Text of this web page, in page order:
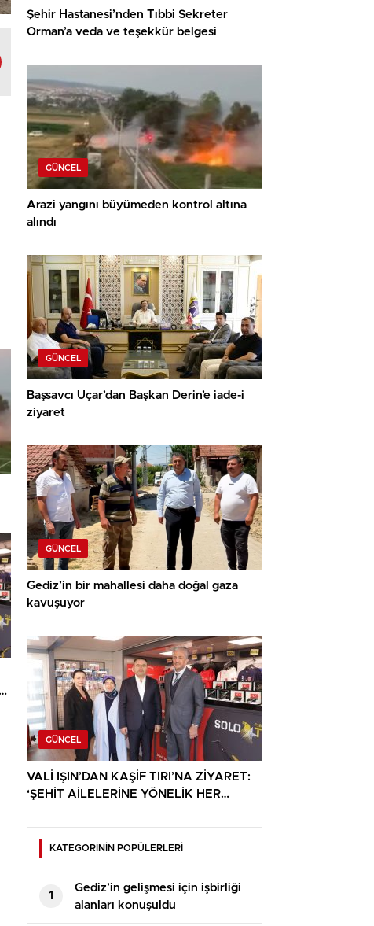
Şehir Hastanesi’nden Tıbbi Sekreter
Orman’a veda ve teşekkür belgesi
GÜNCEL
Arazi yangını büyümeden kontrol altına
alındı
GÜNCEL
Başsavcı Uçar’dan Başkan Derin’e iade-i
ziyaret
GÜNCEL
Gediz’in bir mahallesi daha doğal gaza
kavuşuyor
GÜNCEL
VALİ IŞIN’DAN KAŞİF TIRI’NA ZİYARET:
‘ŞEHİT AİLELERİNE YÖNELİK HER
KATEGORİNİN POPÜLERLERİ
1
Gediz’in gelişmesi için işbirliği
alanları konuşuldu